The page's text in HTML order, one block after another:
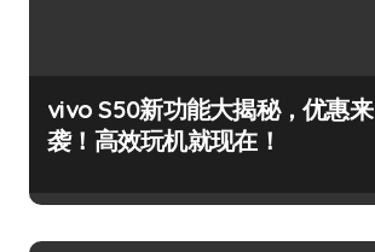
vivo S50新功能大揭秘，优惠来
袭！高效玩机就现在！